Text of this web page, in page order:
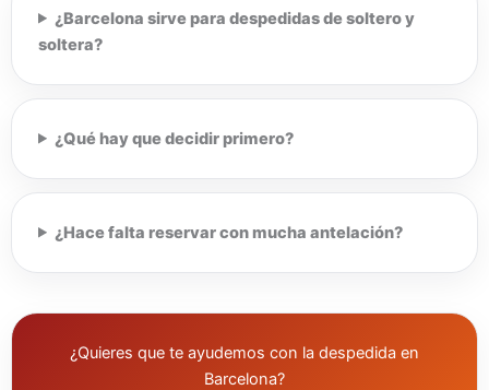
¿Barcelona sirve para despedidas de soltero y
soltera?
¿Qué hay que decidir primero?
¿Hace falta reservar con mucha antelación?
¿Quieres que te ayudemos con la despedida en
Barcelona?